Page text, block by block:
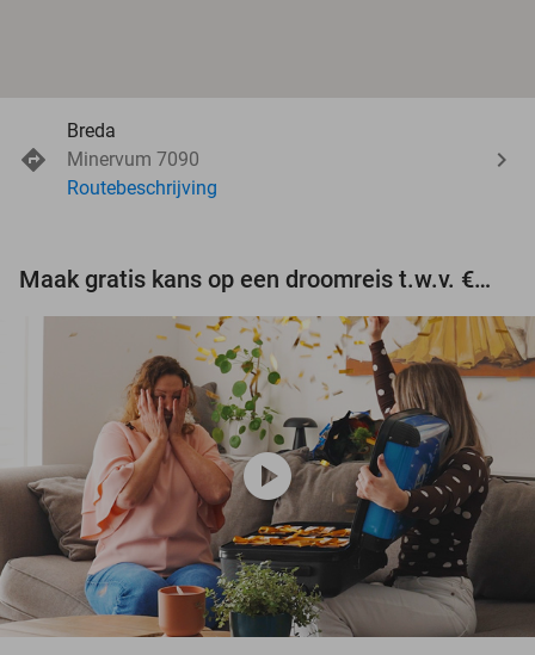
Breda
Minervum 7090
Routebeschrijving
Maak gratis kans op een droomreis t.w.v. €3.000!
play_circle